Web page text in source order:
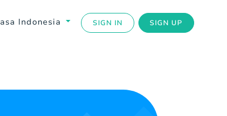
Indonesia SIGN IN SIGN UP